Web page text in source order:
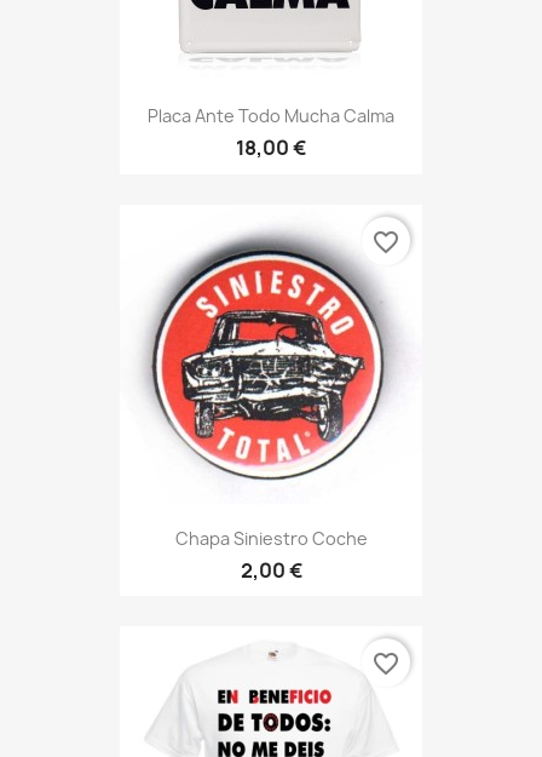
Placa Ante Todo Mucha Calma
18,00 €
Chapa Siniestro Coche
2,00 €
favorite_border
favorite_border